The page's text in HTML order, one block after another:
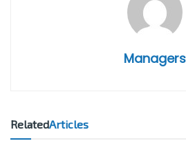
Managers
RelatedArticles